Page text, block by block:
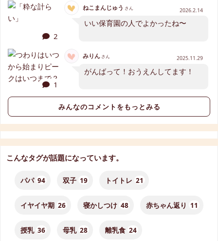
2
ねこまんじゅう さん 2026.2.14
いい保育園の人でよかったね〜
1
みりんさん 2025.11.29
がんばって！おうえんしてます！
みんなのコメントをもっとみる
こんなタグが話題になっています。
パパ 94 双子 19 トイトレ 21
イヤイヤ期 26 寝かしつけ 48 赤ちゃん返り 11
授乳 36 母乳 28 離乳食 24